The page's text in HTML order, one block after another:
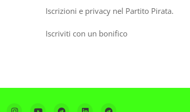
Iscrizioni e privacy nel Partito Pirata.
Iscriviti con un bonifico